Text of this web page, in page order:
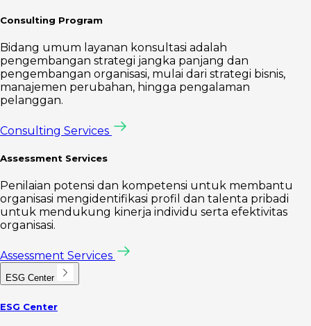
Consulting Program
Bidang umum layanan konsultasi adalah
pengembangan strategi jangka panjang dan
pengembangan organisasi, mulai dari strategi bisnis,
manajemen perubahan, hingga pengalaman
pelanggan.
Consulting Services
Assessment Services
Penilaian potensi dan kompetensi untuk membantu
organisasi mengidentifikasi profil dan talenta pribadi
untuk mendukung kinerja individu serta efektivitas
organisasi.
Assessment Services
ESG Center
ESG Center